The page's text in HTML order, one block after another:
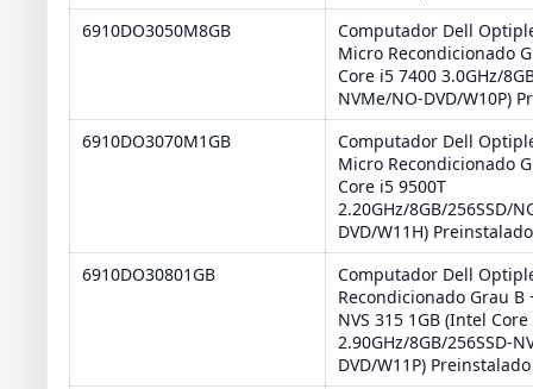
6910DO3050M8GB
Computador Dell
Micro Recondicionado
Core i5 7400 3.0GHz/
NVMe/NO-DVD/W10P)
6910DO3070M1GB
Computador Dell
Micro Recondicionado
Core i5 9500T
2.20GHz/8GB/256SSD/
DVD/W11H) Preinstalado
6910DO30801GB
Computador Dell
Recondicionado Grau B
NVS 315 1GB (Intel
2.90GHz/8GB/256SSD-
DVD/W11P) Preinstalado